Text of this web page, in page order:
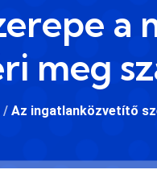
a
meg
/ Az ingatlanközvetítő